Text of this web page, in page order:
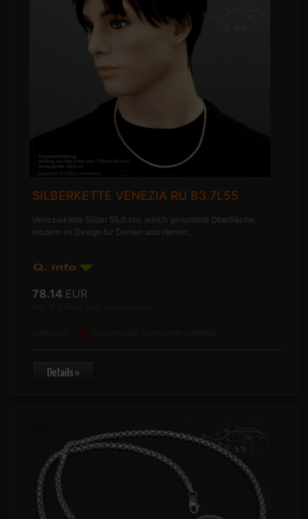
SILBERKETTE VENEZIA RU B3.7L55
Veneziakette Silber 55,0 cm, weich gerundete Oberfläche,
modern im Design für Damen und Herren..
78.14 EUR